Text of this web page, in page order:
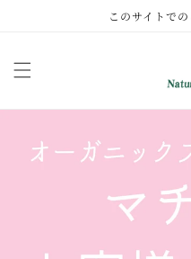
このサイトで